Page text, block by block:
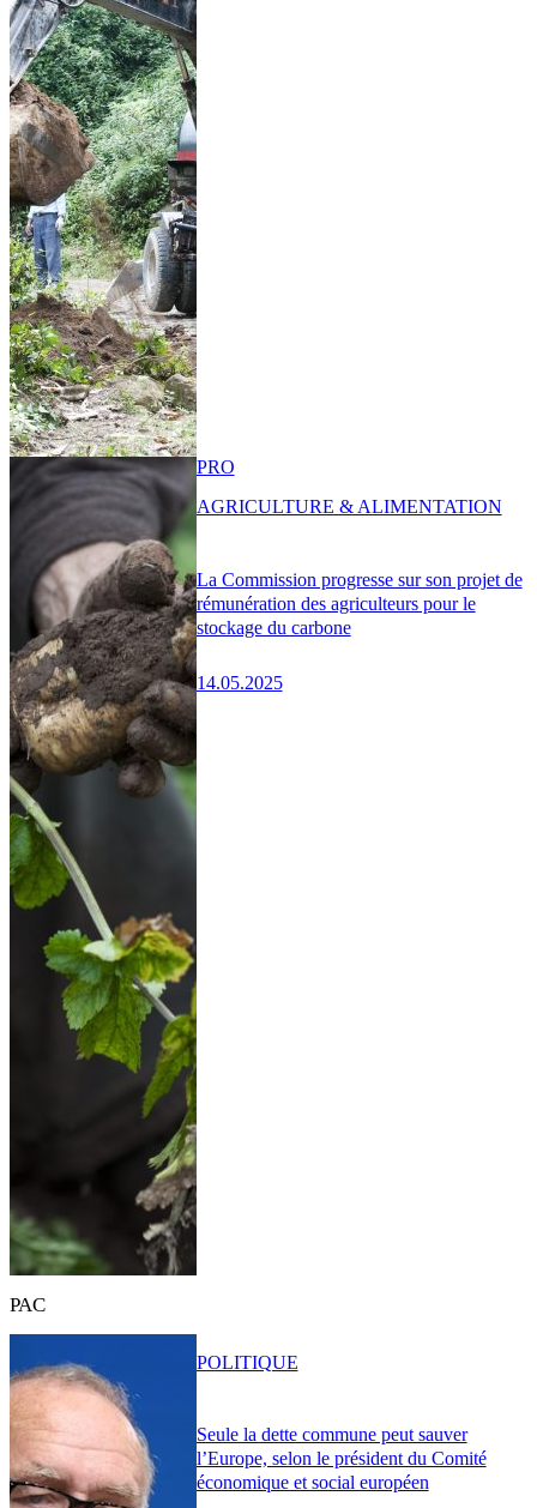
La Commission progresse sur son projet de
rémunération des agriculteurs pour le
stockage du carbone
14.05.2025
PRO
AGRICULTURE & ALIMENTATION
PAC
Seule la dette commune peut sauver
l’Europe, selon le président du Comité
économique et social européen
POLITIQUE